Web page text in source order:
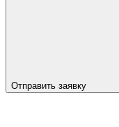
Отправить заявку